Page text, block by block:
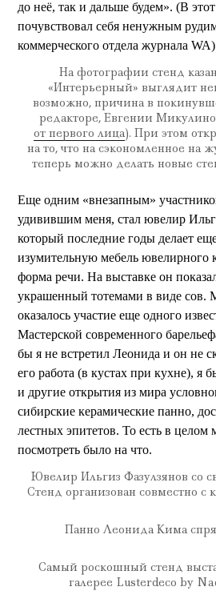
до неё, так и дальше будем». (В
почувствовал себя ненужным
коммерческого отдела журнала
На фотографии стенд
«Интерьерный» выглядит
возможно, причина в
редакторе, Евгении
от первого лица). При этом
на то, что на сэкономленное на
теперь можно делать новые
Еще одним «внезапным»
удивившим меня, стал ювелир
который последние годы делает
изумительную мебель ювелирного
форма речи. На выставке он
украшенный тотемами в виде сов.
оказалось участие еще одного
Мастерской современного
бы я не встретил Леонида и он не
его работа (в кустах при кухне), я
и другие открытия из мира
сибирские керамические панно,
лестных эпитетов. То есть в целом
посмотреть было на что.
Ювелир Ильгиз Фазулзянов со
Стенд организован совместно
Панно Леонида Кима
Самый роскошный стенд
галерее Lusterdeco by